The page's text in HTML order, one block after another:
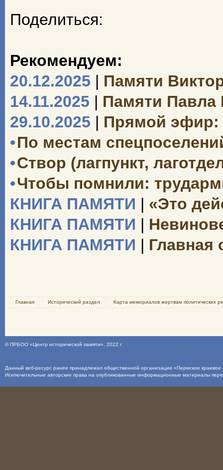
Поделиться:
Рекомендуем:
20.12.2025 | Памяти
14.11.2025 | Памяти Павла
29.10.2025 | Прямой эфир:
•По местам
•Створ (лагпункт,
•Чтобы помнили:
КНИГА ПАМЯТИ | «Это
КНИГА ПАМЯТИ |
КНИГА ПАМЯТИ | Главная
Главная Исторический раздел Карта мемориалов жертвам политических
©ПРБОО «Центр исторической памяти» , 2022 г.
Данный веб-ресурс ранее принадлежал общественной организации «Пермское
Исключительные авторские права на опубликованные информационные материалы